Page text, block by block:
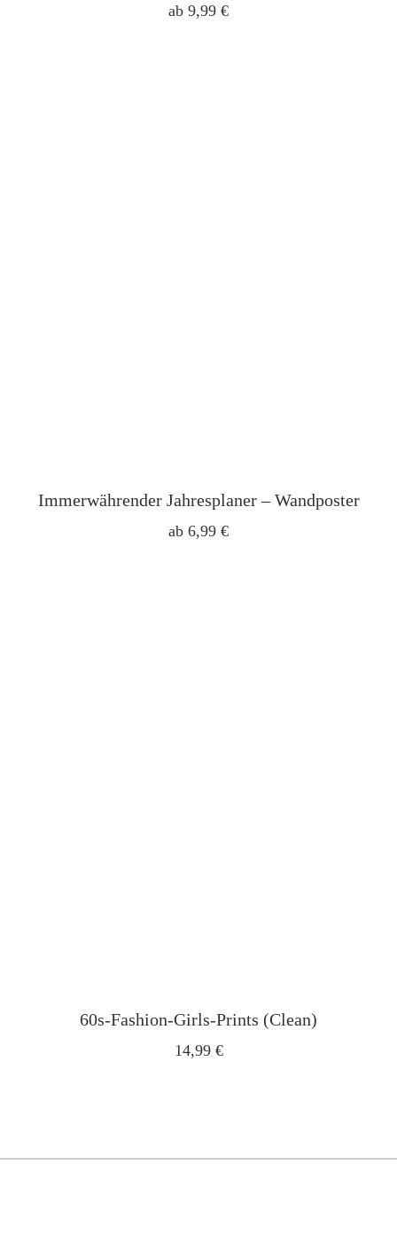
ab 9,99 €
Immerwährender Jahresplaner – Wandposter
ab 6,99 €
60s-Fashion-Girls-Prints (Clean)
14,99 €